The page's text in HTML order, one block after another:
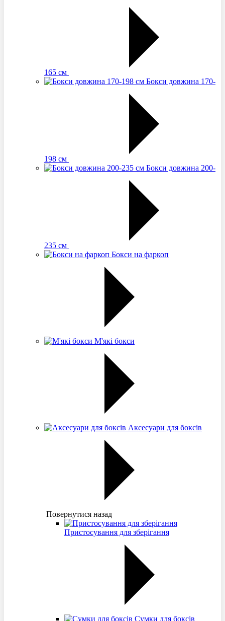
165 см
Бокси довжина 170-
198 см
Бокси довжина 200-
235 см
Бокси на фаркоп
М'які бокси
Аксесуари для боксів
Повернутися назад
Пристосування для зберігання
Сумки для боксів